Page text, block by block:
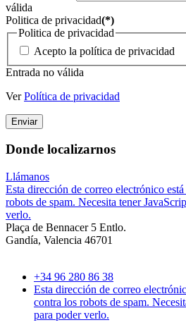
válida
Politica de privacidad(*)
Politica de privacidad
Acepto la política de privacidad
Entrada no válida
VerPolítica de privacidad
Enviar
Donde localizarnos
Llámanos
Esta dirección de correo electrónico
robots de spam. Necesita tener
verlo.
Plaça de Bennacer 5 Entlo.
Gandía, Valencia 46701
+34 96 280 86 38
Esta dirección de correo
contra los robots de spam.
para poder verlo.